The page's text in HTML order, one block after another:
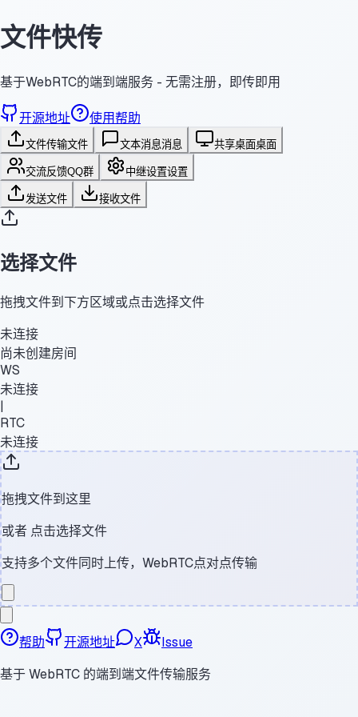
文件快传
基于WebRTC的端到端服务 - 无需注册，即传即用
开源地址 使用帮助
文件传输文件 文本消息消息 共享桌面桌面
交流反馈QQ群 中继设置设置
发送文件 接收文件
选择文件
拖拽文件到下方区域或点击选择文件
未连接
尚未创建房间
WS
未连接
|
RTC
未连接
拖拽文件到这里
或者 点击选择文件
支持多个文件同时上传，WebRTC点对点传输
帮助 开源地址 X
Issue
基于 WebRTC 的端到端文件传输服务